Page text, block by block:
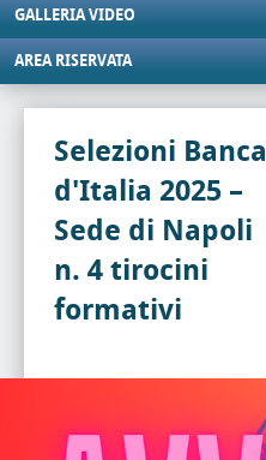
GALLERIA VIDEO
AREA RISERVATA
Selezioni Banca
d'Italia 2025 –
Sede di Napoli
n. 4 tirocini
formativi